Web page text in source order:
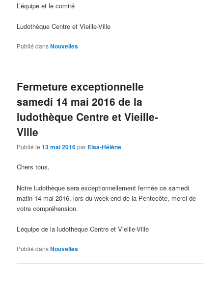
L’équipe et le comité
Ludothèque Centre et Vieille-Ville
Publié dansNouvelles
Fermeture exceptionnelle
samedi 14 mai 2016 de la
ludothèque Centre et Vieille-
Ville
Publié le13 mai 2016par Elsa-Hélène
Chers tous,
Notre ludothèque sera exceptionnellement fermée ce samedi
matin 14 mai 2016, lors du week-end de la Pentecôte, merci de
votre compréhension.
L’équipe de la ludothèque Centre et Vieille-Ville
Publié dansNouvelles